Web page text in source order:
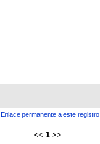
Enlace permanente a este registro
<< 1 >>